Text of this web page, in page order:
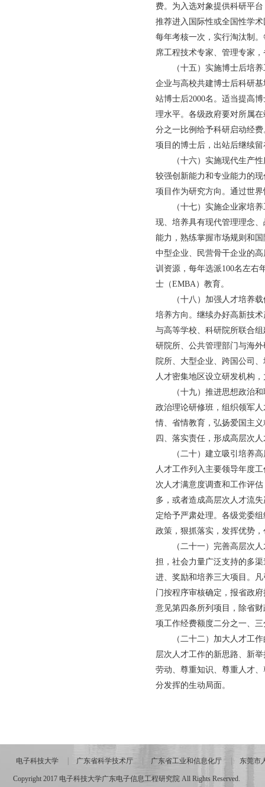
费。为入选对象提供科研平
推荐进入国际性或全国性学
每年考核一次，实行淘汰制
席工程技术专家、管理专家
（十五）实施博士后培养
企业与高校共建博士后科研
站博士后2000名。适当提高
理水平。各级政府要对所属
分之一比例给予科研启动经
项目的博士后，出站后继续
（十六）实施现代生产性
较强创新能力和专业能力的
项目作为研究方向。通过世
（十七）实施企业家培养
现、培养具有现代管理理念
能力，熟练掌握市场规则和
中型企业、民营骨干企业的
训资源，每年选派100名左右
士（EMBA）教育。
（十八）加强人才培养载
培养方向。继续办好高新技
与高等学校、科研院所联合
研院所、公共管理部门与海
院所、大型企业、跨国公司
人才密集地区设立研发机构
（十九）推进思想政治和
政治理论研修班，组织领军
情、省情教育，弘扬爱国主
四、落实责任，形成高层次
（二十）建立吸引培养高
人才工作列入主要领导年度
次人才满意度调查和工作评
多，或者造成高层次人才流
定给予严肃处理。各级党委
政策，狠抓落实，发挥优势
（二十一）完善高层次人
担，社会力量广泛支持的多
进、奖励和培养三大项目。
门按程序审核确定，报省政
意见第四条所列项目，除省
项工作经费额度二分之一、
（二十二）加大人才工作
层次人才工作的新思路、新
劳动、尊重知识、尊重人才
分发挥的生动局面。
电子科技大学 广东省科学技术厅 广东省工业和信息化厅 东莞市
Copyright 2017 电子科技大学广东电子信息工程研究院 All Rights Reserved.